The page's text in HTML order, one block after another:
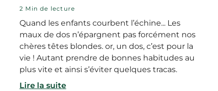
2 Min de lecture
Quand les enfants courbent l’échine... Les
maux de dos n’épargnent pas forcément nos
chères têtes blondes. or, un dos, c’est pour la
vie ! Autant prendre de bonnes habitudes au
plus vite et ainsi s’éviter quelques tracas.
Lire la suite